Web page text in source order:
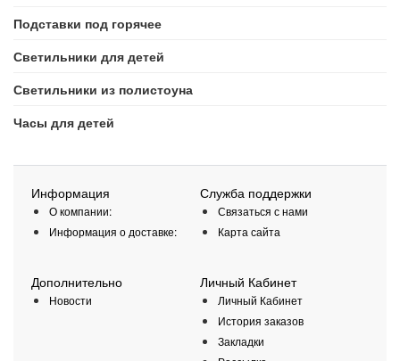
Подставки под горячее
Светильники для детей
Светильники из полистоуна
Часы для детей
Информация
О компании:
Информация о доставке:
Служба поддержки
Связаться с нами
Карта сайта
Дополнительно
Новости
Личный Кабинет
Личный Кабинет
История заказов
Закладки